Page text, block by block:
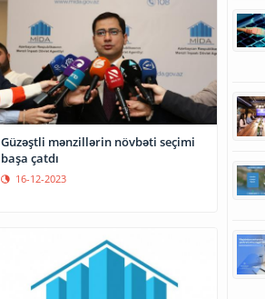
Güzəştli mənzillərin növbəti seçimi
başa çatdı
16-12-2023